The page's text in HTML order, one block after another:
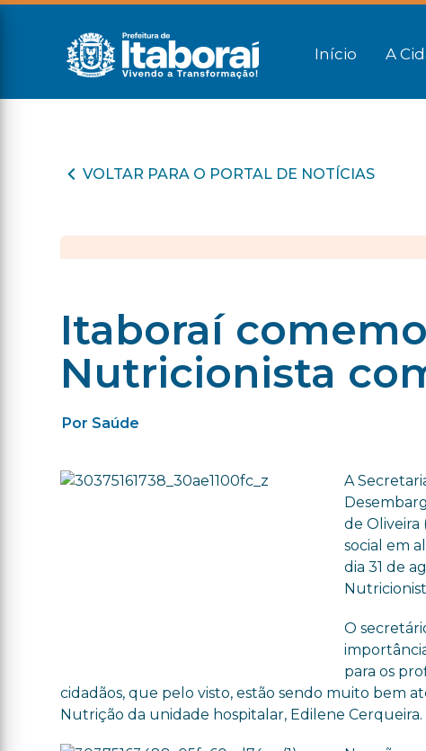
Início A
VOLTAR PARA O PORTAL DE NOTÍCIAS
Itaboraí
Nutricionista
Por Saúde
A
de Oliveira
social em
dia 31 de
O
para os
cidadãos, que pelo visto, estão sendo muito bem
Nutrição da unidade hospitalar, Edilene Cerqueira.